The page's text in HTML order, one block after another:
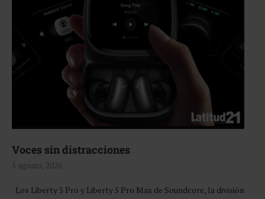
Voces sin distracciones
5 agosto, 2026
Los Liberty 5 Pro y Liberty 5 Pro Max de Soundcore, la división